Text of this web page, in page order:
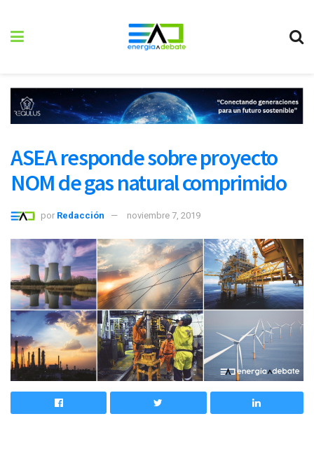
ASEA responde sobre proyecto
NOM de gas natural comprimido
por Redacción noviembre 7, 2019